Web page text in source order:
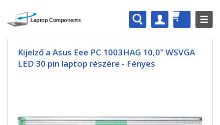
Kijelző a Asus Eee PC 1003HAG 10,0" WSVGA
LED 30 pin laptop részére - Fényes